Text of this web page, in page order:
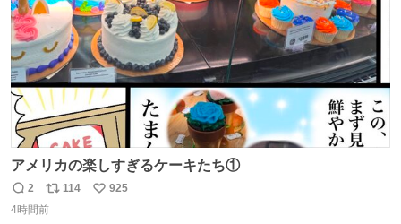
アメリカの楽しすぎるケーキたち①
返
信
2
リ
ポ
114
い
925
4時間前